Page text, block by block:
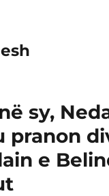
sy,
pranon
e